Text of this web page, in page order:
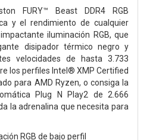
FURY™ Beast DDR4 RGB
y el rendimiento de cualquier
iluminación RGB, que
disipador térmico negro y
velocidades de hasta 3.733
los perfiles Intel® XMP Certified
para AMD Ryzen, o consiga la
Plug N Play2 de 2.666
la adrenalina que necesita para
RGB de bajo perfil